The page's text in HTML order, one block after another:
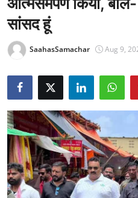
राजनीति
खेल
Epaper
धर्म
लाइफस्टाइल
टेक
सांसद हूं
SaahasSamachar Aug 9,